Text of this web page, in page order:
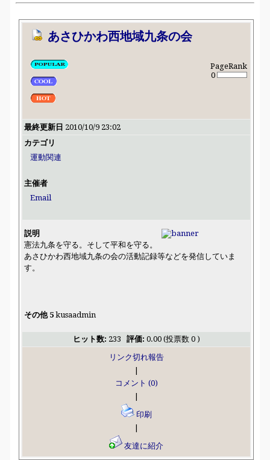
あさひかわ西地域九条の会
PageRank
0
最終更新日 2010/10/9 23:02
カテゴリ
運動関連
主催者
Email
説明
憲法九条を守る。そして平和を守る。
あさひかわ西地域九条の会の活動記録等などを発信していま
す。
その他 5 kusaadmin
ヒット数: 233 評価: 0.00 (投票数 0 )
リンク切れ報告
コメント (0)
印刷
友達に紹介